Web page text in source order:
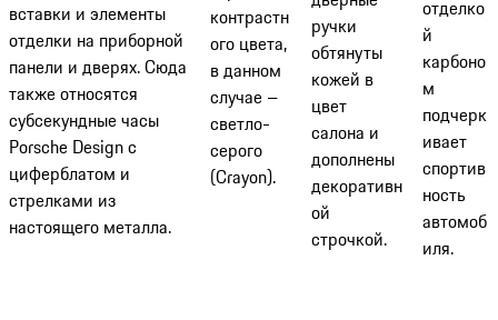
вставки и элементы
отделки на приборной
панели и дверях. Сюда
также относятся
субсекундные часы
Porsche Design с
циферблатом и
стрелками из
настоящего металла.
контрастн
ого цвета,
в данном
случае –
светло-
серого
(Crayon).
ручки
обтянуты
кожей в
цвет
салона и
дополнены
декоративн
ой
строчкой.
отделко
й
карбоно
м
подчерк
ивает
спортив
ность
автомоб
иля.